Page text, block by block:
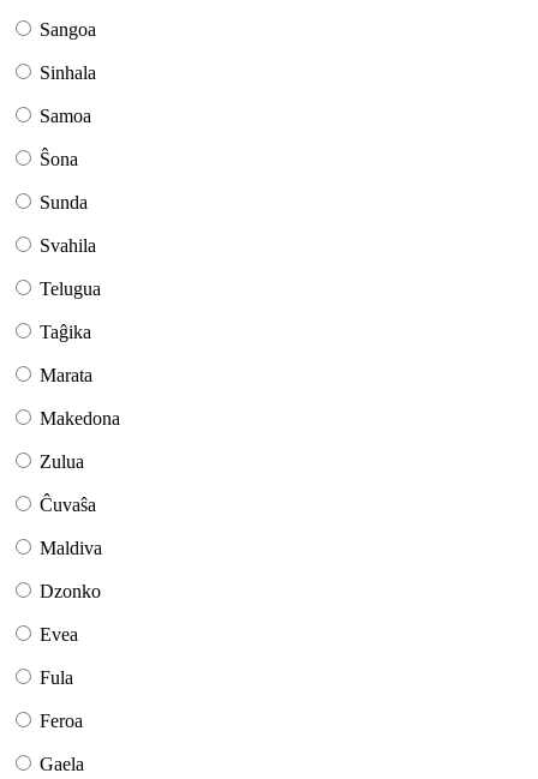
Sangoa
Sinhala
Samoa
Ŝona
Sunda
Svahila
Telugua
Taĝika
Marata
Makedona
Zulua
Ĉuvaŝa
Maldiva
Dzonko
Evea
Fula
Feroa
Gaela